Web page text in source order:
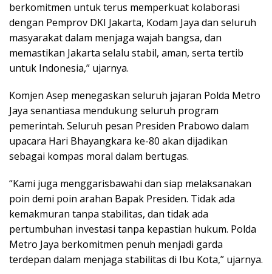
berkomitmen untuk terus memperkuat kolaborasi
dengan Pemprov DKI Jakarta, Kodam Jaya dan seluruh
masyarakat dalam menjaga wajah bangsa, dan
memastikan Jakarta selalu stabil, aman, serta tertib
untuk Indonesia,” ujarnya.
Komjen Asep menegaskan seluruh jajaran Polda Metro
Jaya senantiasa mendukung seluruh program
pemerintah. Seluruh pesan Presiden Prabowo dalam
upacara Hari Bhayangkara ke-80 akan dijadikan
sebagai kompas moral dalam bertugas.
“Kami juga menggarisbawahi dan siap melaksanakan
poin demi poin arahan Bapak Presiden. Tidak ada
kemakmuran tanpa stabilitas, dan tidak ada
pertumbuhan investasi tanpa kepastian hukum. Polda
Metro Jaya berkomitmen penuh menjadi garda
terdepan dalam menjaga stabilitas di Ibu Kota,” ujarnya.